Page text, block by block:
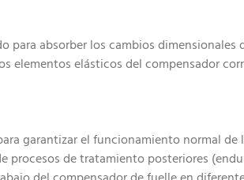
absorber los cambios
elásticos del compensador
garantizar el funcionamiento normal de
procesos de tratamiento posteriores